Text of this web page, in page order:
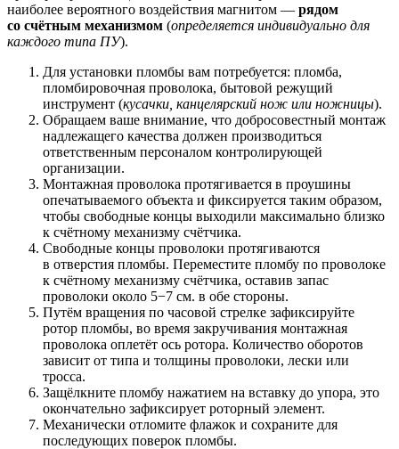
наиболее вероятного воздействия магнитом — рядом
со счётным механизмом (определяется индивидуально для
каждого типа ПУ).
Для установки пломбы вам потребуется: пломба,
пломбировочная проволока, бытовой режущий
инструмент (кусачки, канцелярский нож или ножницы).
Обращаем ваше внимание, что добросовестный монтаж
надлежащего качества должен производиться
ответственным персоналом контролирующей
организации.
Монтажная проволока протягивается в проушины
опечатываемого объекта и фиксируется таким образом,
чтобы свободные концы выходили максимально близко
к счётному механизму счётчика.
Свободные концы проволоки протягиваются
в отверстия пломбы. Переместите пломбу по проволоке
к счётному механизму счётчика, оставив запас
проволоки около 5−7 см. в обе стороны.
Путём вращения по часовой стрелке зафиксируйте
ротор пломбы, во время закручивания монтажная
проволока оплетёт ось ротора. Количество оборотов
зависит от типа и толщины проволоки, лески или
тросса.
Защёлкните пломбу нажатием на вставку до упора, это
окончательно зафиксирует роторный элемент.
Механически отломите флажок и сохраните для
последующих поверок пломбы.